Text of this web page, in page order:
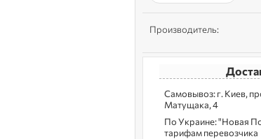
Производитель:
Самовывоз: г. Kиев,
Матущака, 4
По Украине: "Новая
тарифам перевозчика